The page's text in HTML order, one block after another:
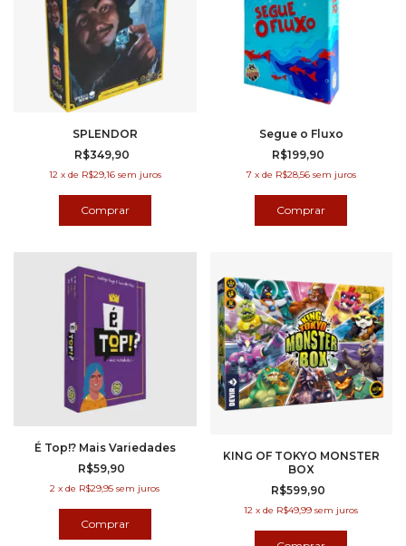
SPLENDOR
R$349,90
12 x de R$29,16 sem juros
Segue o Fluxo
R$199,90
7 x de R$28,56 sem juros
É Top!? Mais Variedades
R$59,90
2 xde R$29,95 sem juros
KING OF TOKYO MONSTER
BOX
R$599,90
12 xde R$49,99 sem juros